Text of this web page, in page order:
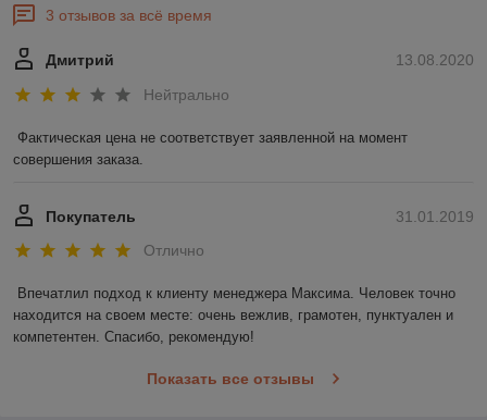
3 отзывов за всё время
13.08.2020
Дмитрий
Нейтрально
Фактическая цена не соответствует заявленной на момент
совершения заказа.
31.01.2019
Покупатель
Отлично
Впечатлил подход к клиенту менеджера Максима. Человек точно
находится на своем месте: очень вежлив, грамотен, пунктуален и
компетентен. Спасибо, рекомендую!
Показать все отзывы